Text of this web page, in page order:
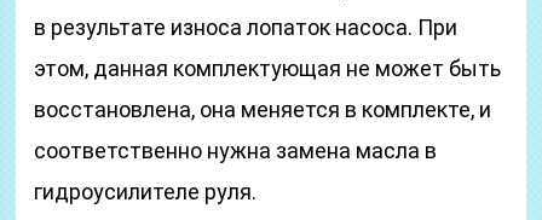
в результате износа лопаток насоса. При
этом, данная комплектующая не может быть
восстановлена, она меняется в комплекте, и
соответственно нужна замена масла в
гидроусилителе руля.